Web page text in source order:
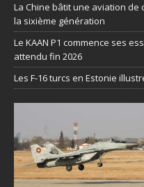
La Chine bâtit une aviation
la sixième génération
Le KAAN P1 commence ses
attendu fin 2026
Les F-16 turcs en Estonie